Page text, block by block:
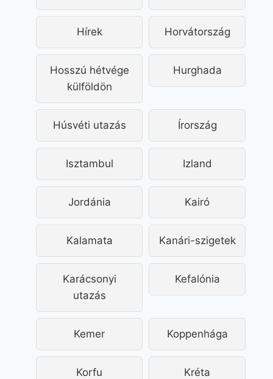
Hírek Horvátország
Hosszú hétvége
külföldön
Hurghada
Húsvéti utazás Írország
Isztambul Izland
Jordánia Kairó
Kalamata Kanári-szigetek
Karácsonyi
utazás
Kefalónia
Kemer Koppenhága
Korfu Kréta